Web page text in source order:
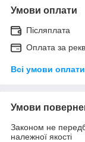
Умови оплати
Післяплата
Оплата за
Всі умови оплати
Умови
Законом не
належної якості